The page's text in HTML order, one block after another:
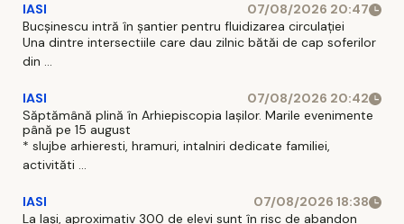
IASI
07/08/2026 20:47
Bucșinescu intră în șantier pentru fluidizarea circulației
Una dintre intersectiile care dau zilnic bătăi de cap soferilor
din ...
IASI
07/08/2026 20:42
Săptămână plină în Arhiepiscopia Iașilor. Marile evenimente
până pe 15 august
* slujbe arhieresti, hramuri, intalniri dedicate familiei,
activităti ...
IASI
07/08/2026 18:38
La Iași, aproximativ 300 de elevi sunt în risc de abandon